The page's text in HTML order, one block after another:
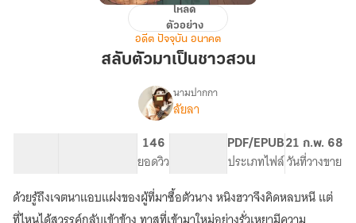
มา
ชาวสวน
โหลด
ตัวอย่าง
อดีต ปัจจุบัน อนาคต
สลับตัวมาเป็นชาวสวน
เรื่อง
ชาวสวน
(มี
เฉพาะ
นามปากกา
ลัยลา
146
ยอดวิว
PDF/EPUB
ประเภทไฟล์
21 ก.พ. 68
วันที่วางขาย
ด้วยรู้ถึงเจตนาแอบแฝงของผู้ที่มาซื้อตัวนาง หนิงฮวาจึงคิดหลบหนี แต่